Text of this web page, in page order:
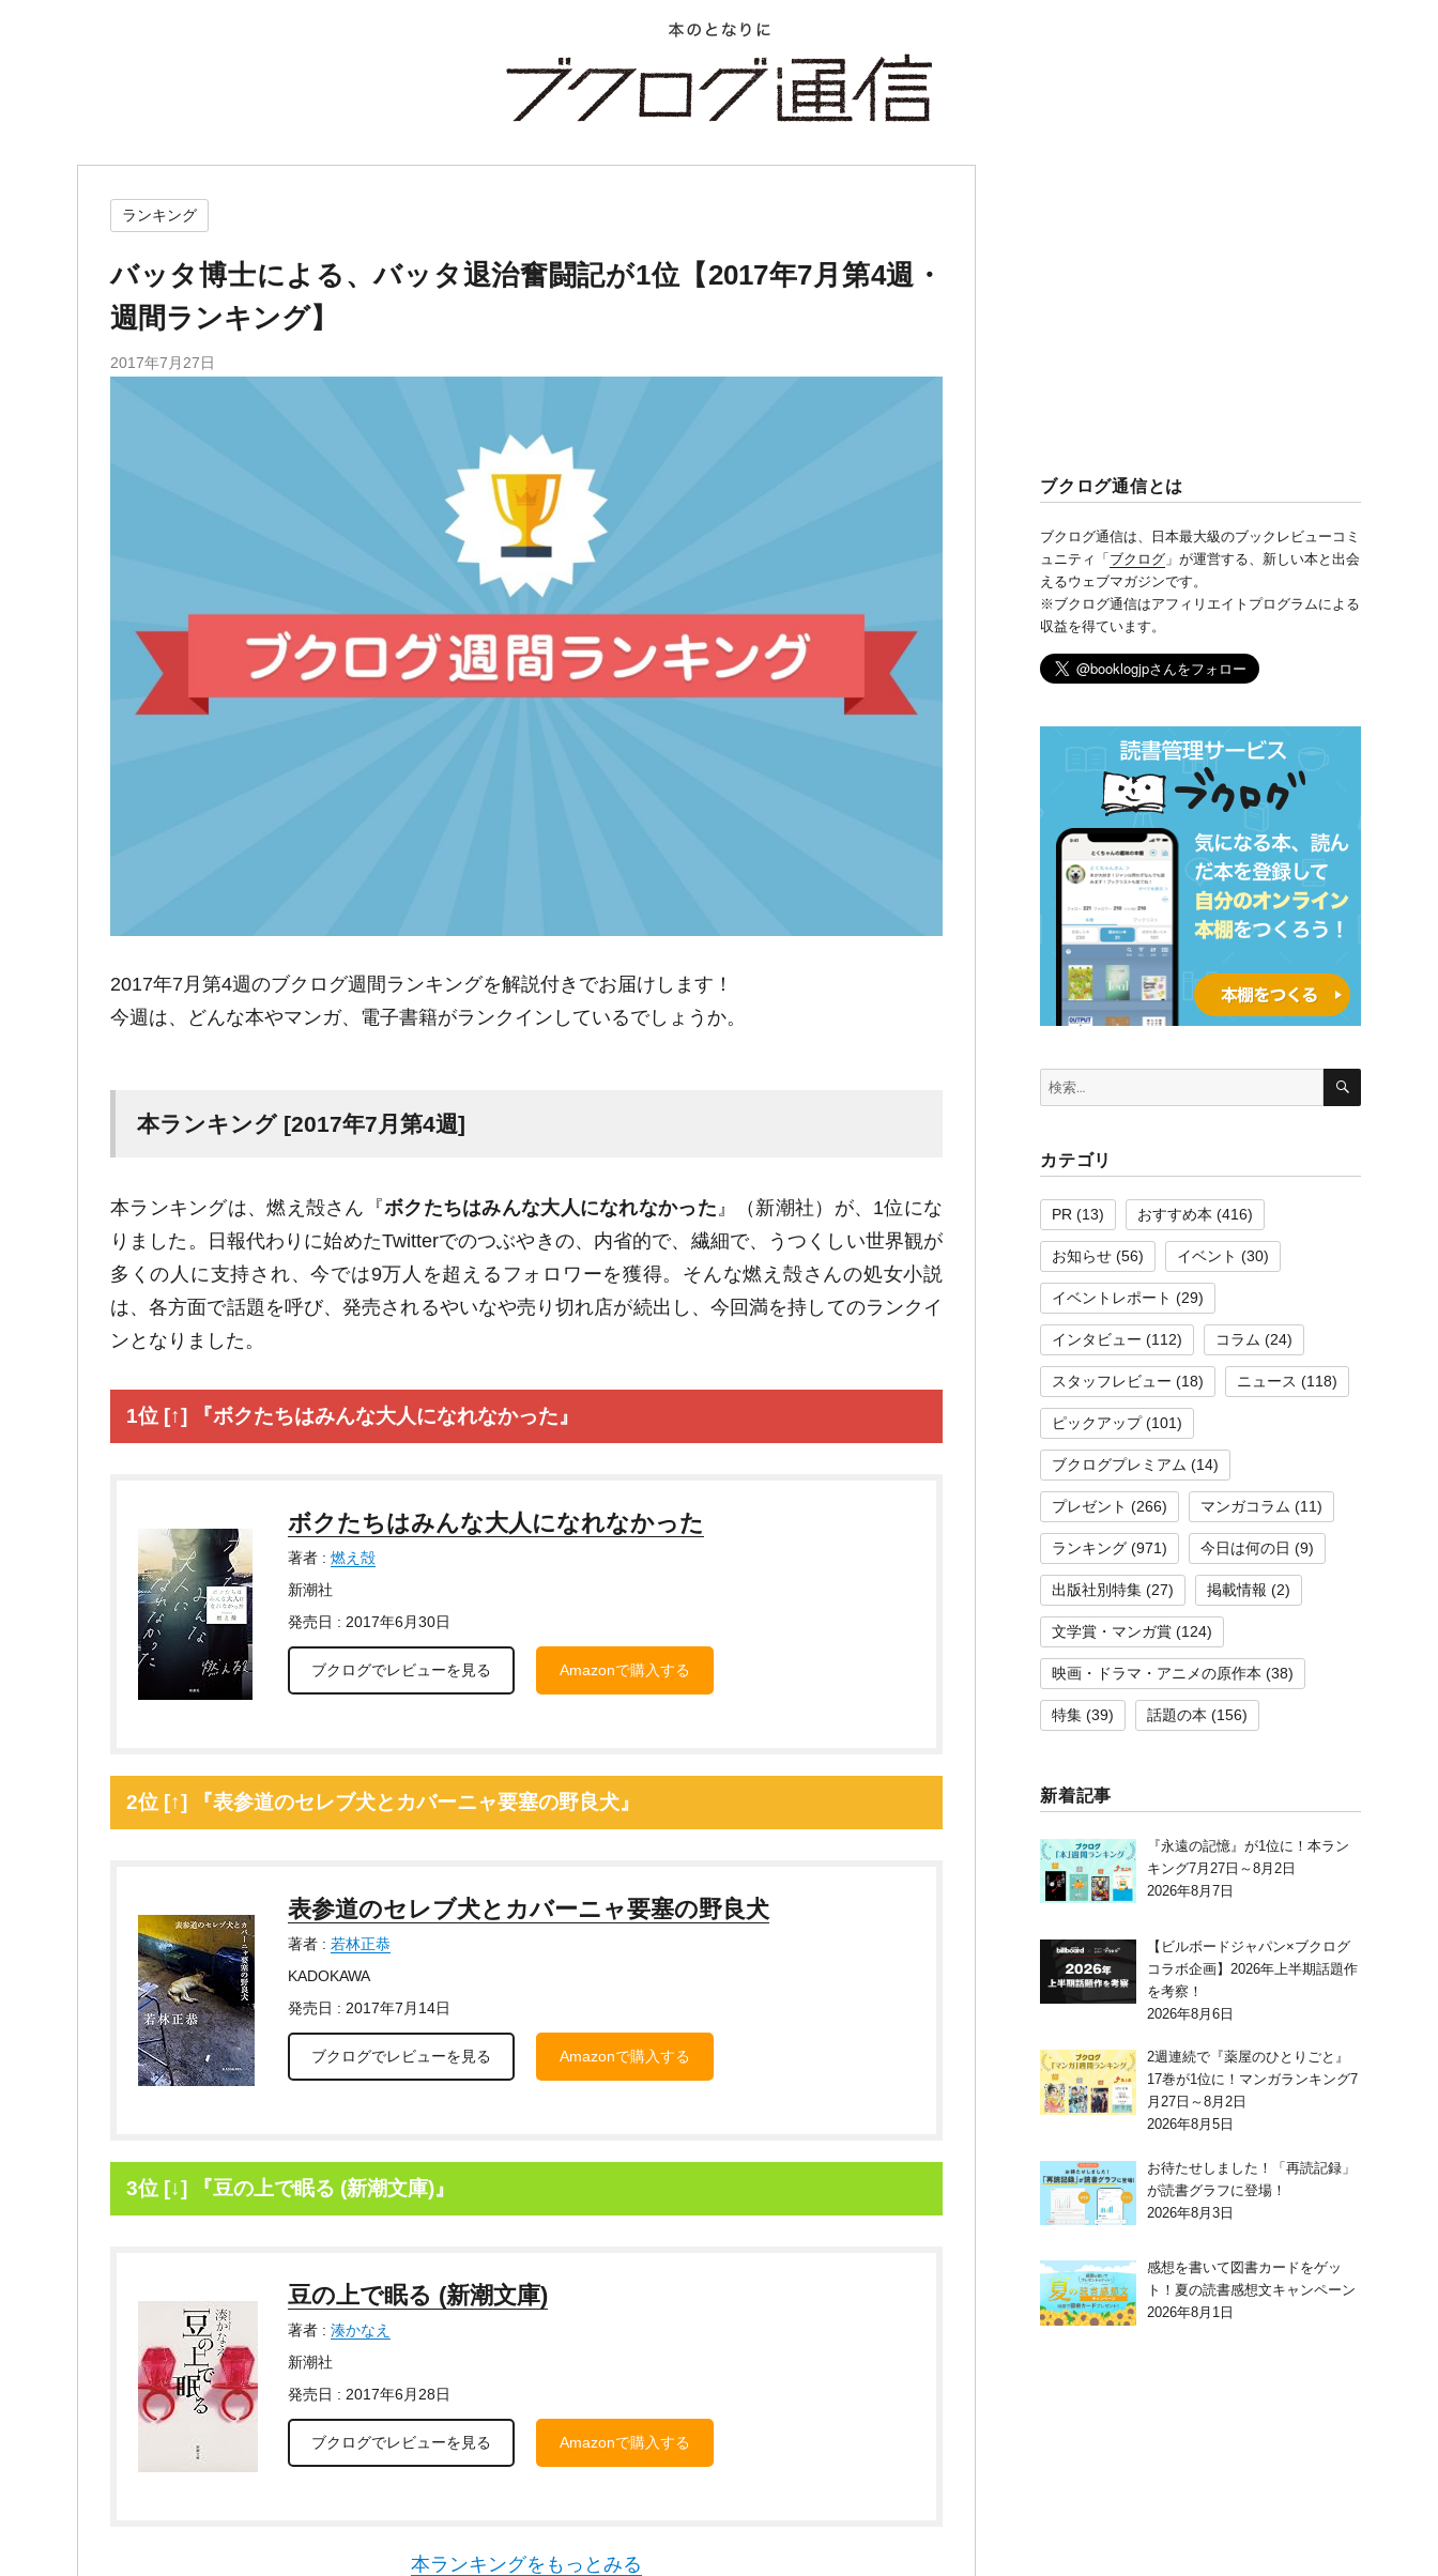
ランキング
バッタ博士による、バッタ退治奮闘記が1位【2017年7月第4週・
週間ランキング】
2017年7月27日
2017年7月第4週のブクログ週間ランキングを解説付きでお届けします！
今週は、どんな本やマンガ、電子書籍がランクインしているでしょうか。
本ランキング [2017年7月第4週]
本ランキングは、燃え殻さん『ボクたちはみんな大人になれなかった 』（新潮社）が、1位にな
りました。日報代わりに始めたTwitterでのつぶやきの、内省的で、繊細で、うつくしい世界観が
多くの人に支持され、今では9万人を超えるフォロワーを獲得。そんな燃え殻さんの処女小説
は、各方面で話題を呼び、発売されるやいなや売り切れ店が続出し、今回満を持してのランクイ
ンとなりました。
1位 [↑] 『ボクたちはみんな大人になれなかった』
ボクたちはみんな大人になれなかった
著者 : 燃え殻
新潮社
発売日 : 2017年6月30日
ブクログでレビューを見る Amazonで購入する
2位 [↑] 『表参道のセレブ犬とカバーニャ要塞の野良犬』
表参道のセレブ犬とカバーニャ要塞の野良犬
著者 : 若林正恭
KADOKAWA
発売日 : 2017年7月14日
ブクログでレビューを見る Amazonで購入する
3位 [↓] 『豆の上で眠る (新潮文庫)』
豆の上で眠る (新潮文庫)
著者 : 湊かなえ
新潮社
発売日 : 2017年6月28日
ブクログでレビューを見る Amazonで購入する
本ランキングをもっとみる
ブクログ通信とは
ブクログ通信は、日本最大級のブックレビューコミ
ュニティ「 ブクログ 」が運営する、新しい本と出会
えるウェブマガジンです。
※ブクログ通信はアフィリエイトプログラムによる
収益を得ています。
検
索:
検
カテゴリ
PR (13) おすすめ本 (416)
お知らせ (56) イベント (30)
イベントレポート (29)
インタビュー (112) コラム (24)
スタッフレビュー (18) ニュース (118)
ピックアップ(101)
ブクログプレミアム (14)
プレゼント (266) マンガコラム (11)
ランキング (971) 今日は何の日 (9)
出版社別特集 (27) 掲載情報 (2)
文学賞・マンガ賞 (124)
映画・ドラマ・アニメの原作本 (38)
特集 (39) 話題の本 (156)
新着記事
『永遠の記憶』が1位に！本ラン
キング7月27日～8月2日
2026年8月7日
【ビルボードジャパン×ブクログ
コラボ企画】2026年上半期話題作
を考察！
2026年8月6日
2週連続で『薬屋のひとりごと』
17巻が1位に！マンガランキング7
月27日～8月2日
2026年8月5日
お待たせしました！「再読記録」
が読書グラフに登場！
2026年8月3日
感想を書いて図書カードをゲッ
ト！夏の読書感想文キャンペーン
2026年8月1日